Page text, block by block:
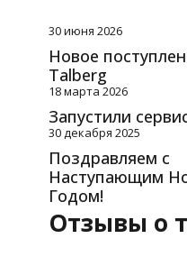
30 июня 2026
Новое
Talberg
18 марта 2026
Запустили
30 декабря 2025
Поздравляем с
Наступающим
Годом!
Отзывы о